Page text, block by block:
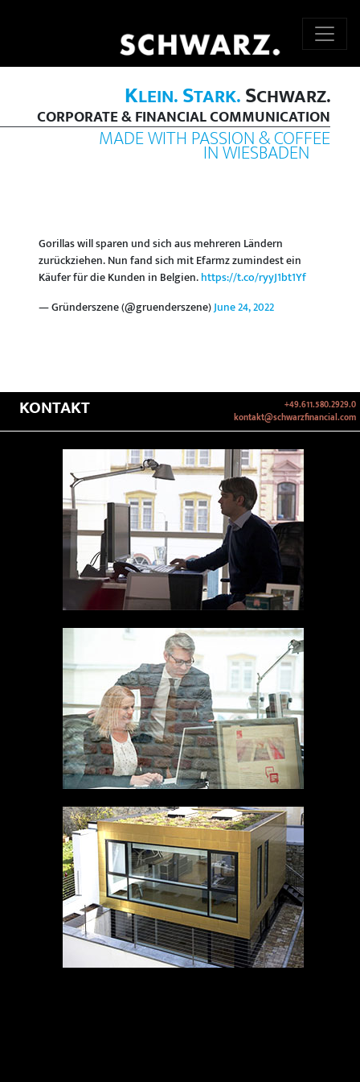
KLEIN.STARK.SCHWARZ.
CORPORATE & FINANCIAL COMMUNICATION
MADE WITH PASSION & COFFEE
IN WIESBADEN
Gorillas will sparen und sich aus mehreren Ländern
zurückziehen. Nun fand sich mit Efarmz zumindest ein
Käufer für die Kunden in Belgien.https://t.co/ryyJ1bt1Yf
— Gründerszene (@gruenderszene)June 24, 2022
KONTAKT
+49.611.580.2929.0
kontakt@schwarzfinancial.com